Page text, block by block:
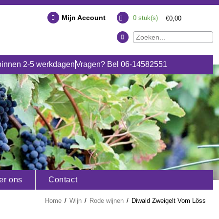
Mijn Account 0 stuk(s) €0,00
2-5 werkdagenVragen? Bel 06-14582551
ons Contact
Home / Wijn / Rode wijnen / Diwald Zweigelt Vom Löss